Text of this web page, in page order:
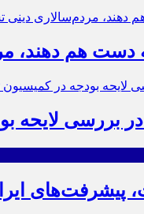
هم دهند،
بررسی لایحه
پیشرفت‌های